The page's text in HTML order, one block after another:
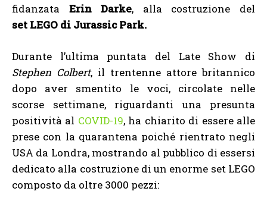
fidanzata Erin Darke, alla costruzione del
set LEGO di Jurassic Park.
Durante l’ultima puntata del Late Show di
Stephen Colbert, il trentenne attore britannico
dopo aver smentito le voci, circolate nelle
scorse settimane, riguardanti una presunta
positività al COVID-19, ha chiarito di essere alle
prese con la quarantena poiché rientrato negli
USA da Londra, mostrando al pubblico di essersi
dedicato alla costruzione di un enorme set LEGO
composto da oltre 3000 pezzi: